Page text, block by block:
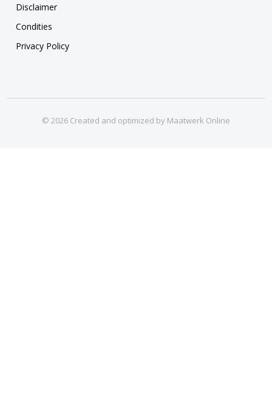
Disclaimer
Condities
Privacy Policy
© 2026 Created and optimized by Maatwerk Online